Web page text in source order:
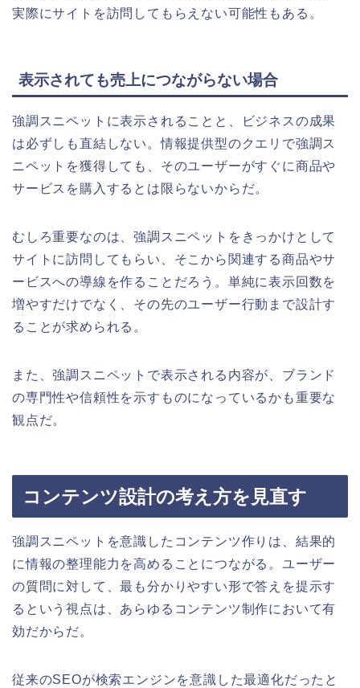
実際にサイトを訪問してもらえない可能性もある。
表示されても売上につながらない場合
強調スニペットに表示されることと、ビジネスの成果
は必ずしも直結しない。情報提供型のクエリで強調ス
ニペットを獲得しても、そのユーザーがすぐに商品や
サービスを購入するとは限らないからだ。
むしろ重要なのは、強調スニペットをきっかけとして
サイトに訪問してもらい、そこから関連する商品やサ
ービスへの導線を作ることだろう。単純に表示回数を
増やすだけでなく、その先のユーザー行動まで設計す
ることが求められる。
また、強調スニペットで表示される内容が、ブランド
の専門性や信頼性を示すものになっているかも重要な
観点だ。
コンテンツ設計の考え方を見直す
強調スニペットを意識したコンテンツ作りは、結果的
に情報の整理能力を高めることにつながる。ユーザー
の質問に対して、最も分かりやすい形で答えを提示す
るという視点は、あらゆるコンテンツ制作において有
効だからだ。
従来のSEOが検索エンジンを意識した最適化だったと